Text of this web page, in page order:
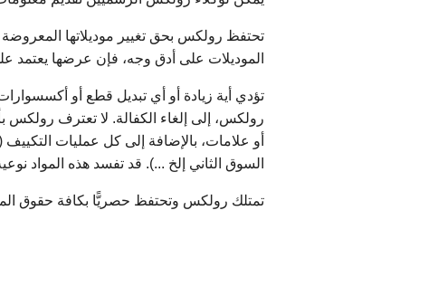
تحتفظ رولكس بحق تغيير موديلاتها
الموديلات على أدق وجه، فإن عرضها يعتمد
تؤدي أية زيادة أو أي تبديل قطع أو
رولكس، إلى إلغاء الكفالة. لا تعترف
أو علامات، بالإضافة إلى كل عمليات
السوق الثاني إلخ ...). قد تفسد هذه المواد
تمتلك رولكس وتحتفظ حصريًّا بكافة حقوق